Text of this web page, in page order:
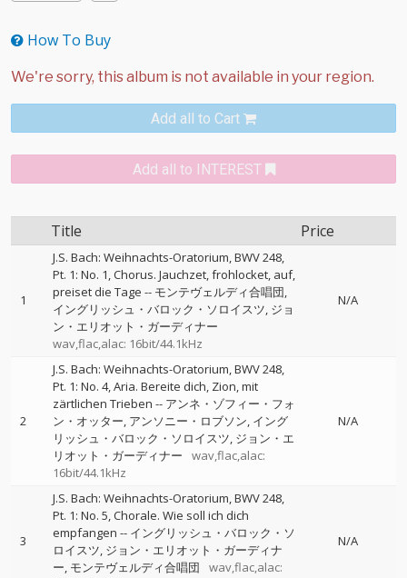
How To Buy
Add all to Cart
Add all to INTEREST
Title Price
1
J.S. Bach: Weihnachts-Oratorium, BWV 248,
Pt. 1: No. 1, Chorus. Jauchzet, frohlocket, auf,
preiset die Tage -- モンテヴェルディ合唱団
イングリッシュ・バロック・ソロイスツ ジョ
ン・エリオット・ガーディナー
wav,flac,alac: 16bit/44.1kHz
N/A
2
J.S. Bach: Weihnachts-Oratorium, BWV 248,
Pt. 1: No. 4, Aria. Bereite dich, Zion, mit
zärtlichen Trieben -- アンネ・ゾフィー・フォ
ン・オッター アンソニー・ロブソン イング
リッシュ・バロック・ソロイスツ ジョン・エ
リオット・ガーディナー
wav,flac,alac:
16bit/44.1kHz
N/A
3
J.S. Bach: Weihnachts-Oratorium, BWV 248,
Pt. 1: No. 5, Chorale. Wie soll ich dich
empfangen -- イングリッシュ・バロック・ソ
ロイスツ ジョン・エリオット・ガーディナ
ー モンテヴェルディ合唱団
wav,flac,alac:
N/A